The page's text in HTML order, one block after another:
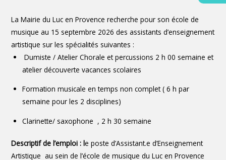
La Mairie du Luc en Provence recherche pour son école de
musique au 15 septembre 2026 des assistants d’enseignement
artistique sur les spécialités suivantes :
Dumiste / Atelier Chorale et percussions 2 h 00 semaine et
atelier découverte vacances scolaires
Formation musicale en temps non complet ( 6 h par
semaine pour les 2 disciplines)
Clarinette/ saxophone , 2 h 30 semaine
Descriptif de l’emploi : le poste d’Assistant.e d’Enseignement
Artistique au sein de l’école de musique du Luc en Provence